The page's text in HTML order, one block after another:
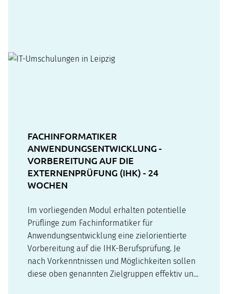
FACHINFORMATIKER
ANWENDUNGSENTWICKLUNG -
VORBEREITUNG AUF DIE
EXTERNENPRÜFUNG (IHK) - 24
WOCHEN
Im vorliegenden Modul erhalten potentielle
Prüflinge zum Fachinformatiker für
Anwendungsentwicklung eine zielorientierte
Vorbereitung auf die IHK-Berufsprüfung. Je
nach Vorkenntnissen und Möglichkeiten sollen
diese oben genannten Zielgruppen effektiv und